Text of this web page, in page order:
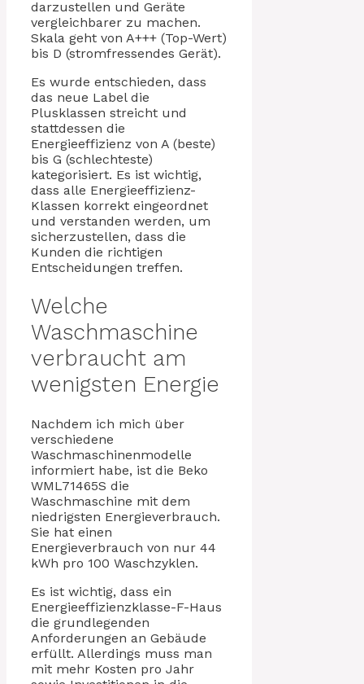
darzustellen und Geräte
vergleichbarer zu machen.
Skala geht von A+++ (Top-Wert)
bis D (stromfressendes Gerät).
Es wurde entschieden, dass
das neue Label die
Plusklassen streicht und
stattdessen die
Energieeffizienz von A (beste)
bis G (schlechteste)
kategorisiert. Es ist wichtig,
dass alle Energieeffizienz-
Klassen korrekt eingeordnet
und verstanden werden, um
sicherzustellen, dass die
Kunden die richtigen
Entscheidungen treffen.
Welche
Waschmaschine
verbraucht am
wenigsten Energie
Nachdem ich mich über
verschiedene
Waschmaschinenmodelle
informiert habe, ist die Beko
WML71465S die
Waschmaschine mit dem
niedrigsten Energieverbrauch.
Sie hat einen
Energieverbrauch von nur 44
kWh pro 100 Waschzyklen.
Es ist wichtig, dass ein
Energieeffizienzklasse-F-Haus
die grundlegenden
Anforderungen an Gebäude
erfüllt. Allerdings muss man
mit mehr Kosten pro Jahr